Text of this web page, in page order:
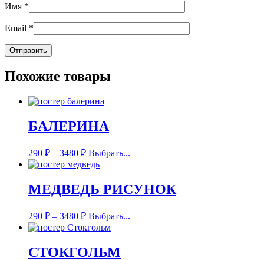
Имя *
Email *
Похожие товары
БАЛЕРИНА
290 ₽ – 3480 ₽ Выбрать...
МЕДВЕДЬ РИСУНОК
290 ₽ – 3480 ₽ Выбрать...
СТОКГОЛЬМ